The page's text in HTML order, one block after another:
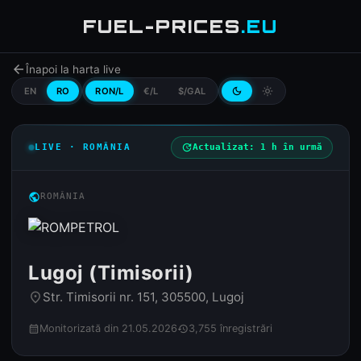
FUEL-PRICES.EU
arrow_backÎnapoi la harta live
EN RO RON/L €/L $/GAL dark_mode light_mode
LIVE · ROMÂNIA updateActualizat: 1 h în urmă
publicROMÂNIA
Lugoj (Timisorii)
place Str. Timisorii nr. 151, 305500, Lugoj
calendar_month Monitorizată din 21.05.2026history3,755 înregistrări